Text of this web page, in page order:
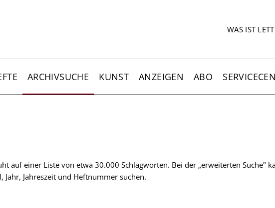
WAS IST
ARCHIVSUCHE KUNST ANZEIGEN ABO
auf einer Liste von etwa 30.000 Schlagworten. Bei der „erweiterten Suche"
Jahreszeit und Heftnummer suchen.